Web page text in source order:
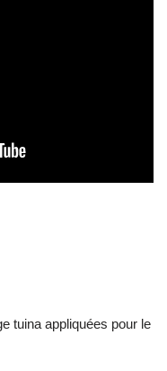
tuina appliquées pour le